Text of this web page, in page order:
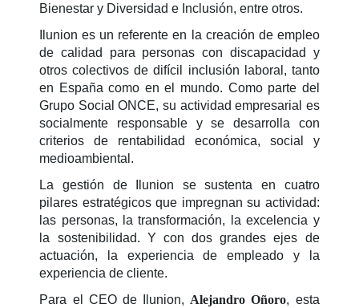
Bienestar y Diversidad e Inclusión, entre otros.
Ilunion es un referente en la creación de empleo
de calidad para personas con discapacidad y
otros colectivos de difícil inclusión laboral, tanto
en España como en el mundo. Como parte del
Grupo Social ONCE, su actividad empresarial es
socialmente responsable y se desarrolla con
criterios de rentabilidad económica, social y
medioambiental.
La gestión de Ilunion se sustenta en cuatro
pilares estratégicos que impregnan su actividad:
las personas, la transformación, la excelencia y
la sostenibilidad. Y con dos grandes ejes de
actuación, la experiencia de empleado y la
experiencia de cliente.
Para el CEO de Ilunion,Alejandro Oñoro, esta